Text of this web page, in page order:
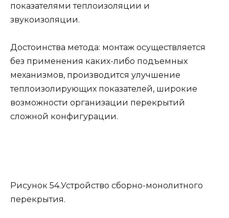
показателями теплоизоляции и
звукоизоляции.
Достоинства метода: монтаж осуществляется
без применения каких-либо подъемных
механизмов, производится улучшение
теплоизолирующих показателей, широкие
возможности организации перекрытий
сложной конфигурации.
Рисунок 54.Устройство сборно-монолитного
перекрытия.